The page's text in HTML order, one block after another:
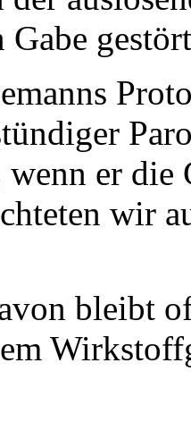
Gabe
wenn er
wir
bleibt